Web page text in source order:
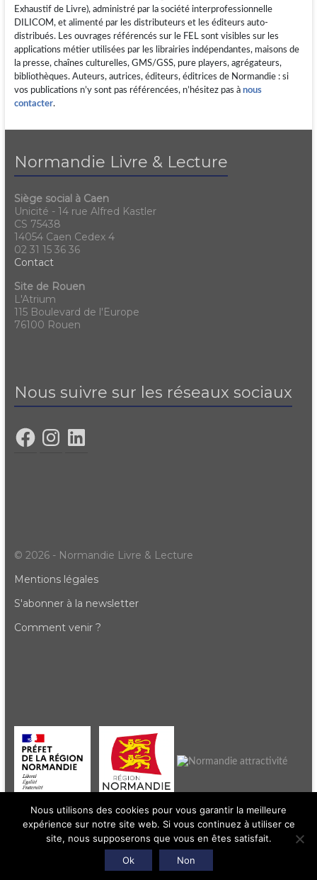
Exhaustif de Livre), administré par la société interprofessionnelle
DILICOM, et alimenté par les distributeurs et les éditeurs auto-
distribués. Les ouvrages référencés sur le FEL sont visibles sur les
applications métier utilisées par les librairies indépendantes, maisons de
la presse, chaînes culturelles, GMS/GSS, pure players, agrégateurs,
bibliothèques. Auteurs, autrices, éditeurs, éditrices de Normandie : si
vos publications n’y sont pas référencées, n’hésitez pas à nous
contacter.
Normandie Livre & Lecture
Siège social à Caen
Unicité - 14 rue Alfred Kastler
CS 75438
14054 Caen Cedex 4
02 31 15 36 36
Contact
Site de Rouen
L'Atrium
115 Boulevard de l'Europe
76100 Rouen
Nous suivre sur les réseaux sociaux
© 2026 - Normandie Livre & Lecture
Mentions légales
S'abonner à la newsletter
Comment venir ?
Nous utilisons des cookies pour vous garantir la meilleure
expérience sur notre site web. Si vous continuez à utiliser ce
site, nous supposerons que vous en êtes satisfait.
Ok
Non